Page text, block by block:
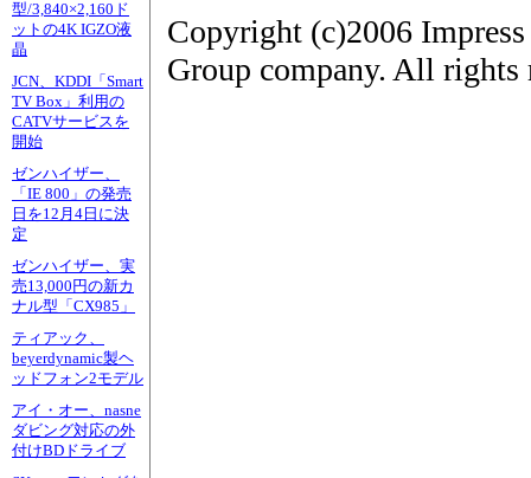
型/3,840×2,160ド
ットの4K IGZO液
晶
JCN、KDDI「Smart
TV Box」利用の
CATVサービスを
開始
ゼンハイザー、
「IE 800」の発売
日を12月4日に決
定
ゼンハイザー、実
売13,000円の新カ
ナル型「CX985」
ティアック、
beyerdynamic製ヘ
ッドフォン2モデル
アイ・オー、nasne
ダビング対応の外
付けBDドライブ
Copyright (c)2006
Group company. All rights